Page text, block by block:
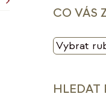
CO VÁS
CO
HLEDAT